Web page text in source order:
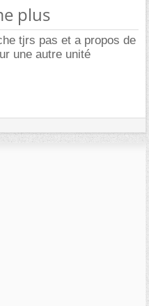
plus
tjrs pas et a propos de
une autre unité